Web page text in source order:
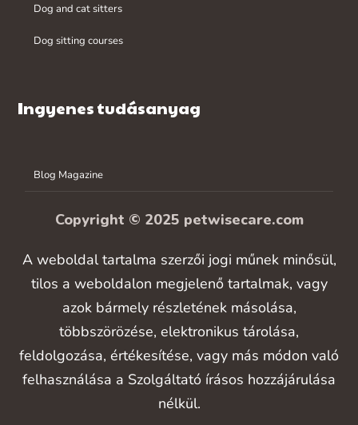
Dog and cat sitters
Dog sitting courses
Ingyenes tudásanyag
Blog Magazine
Copyright © 2025 petwisecare.com
A weboldal tartalma szerzői jogi műnek minősül,
tilos a weboldalon megjelenő tartalmak, vagy
azok bármely részletének másolása,
többszörözése, elektronikus tárolása,
feldolgozása, értékesítése, vagy más módon való
felhasználása a Szolgáltató írásos hozzájárulása
nélkül.